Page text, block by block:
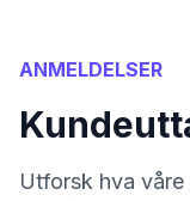
ANMELDELSER
Utforsk hva